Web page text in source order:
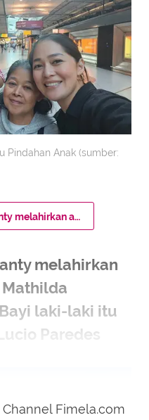
Pindahan Anak (sumber:
Pada 2011 silam, Shanty melahirkan anak pertamanya di Mathilda Hospital Hongkong. Bayi laki-laki itu diberi nama Arjuna Lucio Paredes
melahirkan
laki-laki itu
Paredes
Fimela.com